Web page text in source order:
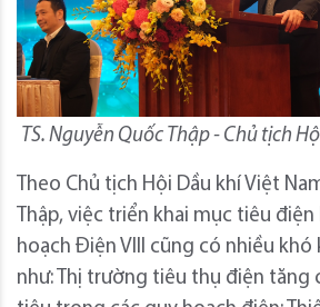
TS. Nguyễn Quốc Thập - Chủ tịch
Theo Chủ tịch Hội Dầu khí Việt
Thập, việc triển khai mục tiêu
hoạch Điện VIII cũng có nhiều khó
như: Thị trường tiêu thụ điện tăng